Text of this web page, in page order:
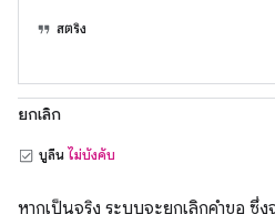
สตริง
ยกเลิก
บูลีน ไม่บังคับ
หากเป็นจริง ระบบจะยกเลิกคำขอ ซึ่